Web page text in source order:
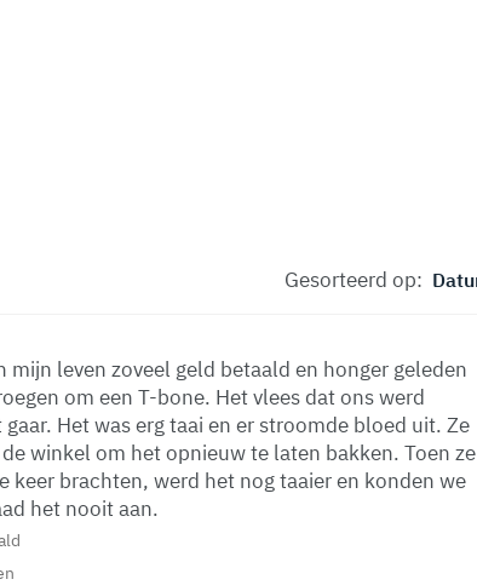
Gesorteerd op:
mijn leven zoveel geld betaald en honger geleden
om een ​​T-bone. Het vlees dat ons werd
Het was erg taai en er stroomde bloed uit. Ze
winkel om het opnieuw te laten bakken. Toen ze
keer brachten, werd het nog taaier en konden we
het nooit aan.